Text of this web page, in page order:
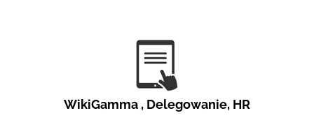
WikiGamma , Delegowanie, HR